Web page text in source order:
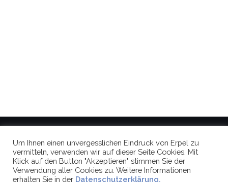
Datenschutzerklärung Impressum Aktuelles
Um Ihnen einen unvergesslichen Eindruck von Erpel zu
vermitteln, verwenden wir auf dieser Seite Cookies. Mit
Klick auf den Button "Akzeptieren" stimmen Sie der
Verwendung aller Cookies zu. Weitere Informationen
erhalten Sie in der Datenschutzerklärung.